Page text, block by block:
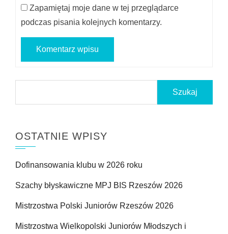
Zapamiętaj moje dane w tej przeglądarce
podczas pisania kolejnych komentarzy.
OSTATNIE WPISY
Dofinansowania klubu w 2026 roku
Szachy błyskawiczne MPJ BIS Rzeszów 2026
Mistrzostwa Polski Juniorów Rzeszów 2026
Mistrzostwa Wielkopolski Juniorów Młodszych i